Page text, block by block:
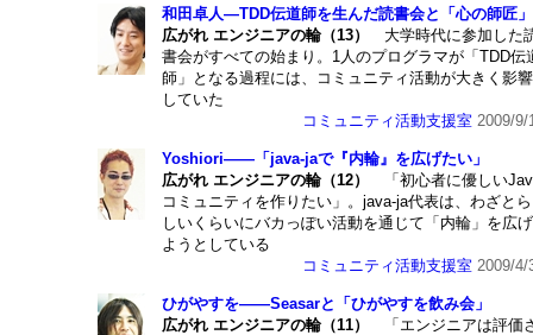
和田卓人―TDD伝道師を生んだ読書会と「心の師匠」
広がれ エンジニアの輪（13） 大学時代に参加した
書会がすべての始まり。1人のプログラマが「TDD伝
師」となる過程には、コミュニティ活動が大きく影響
していた
コミュニティ活動支援室 2009/9/
Yoshiori――「java-jaで『内輪』を広げたい」
広がれ エンジニアの輪（12）
「初心者に優しい
コミュニティを作りたい」。java-ja代表は、わざとら
しいくらいにバカっぽい活動を通じて「内輪」を広げ
ようとしている
コミュニティ活動支援室 2009/4/
ひがやすを――Seasarと「ひがやすを飲み会」
広がれ エンジニアの輪（11）
「エンジニアは評価